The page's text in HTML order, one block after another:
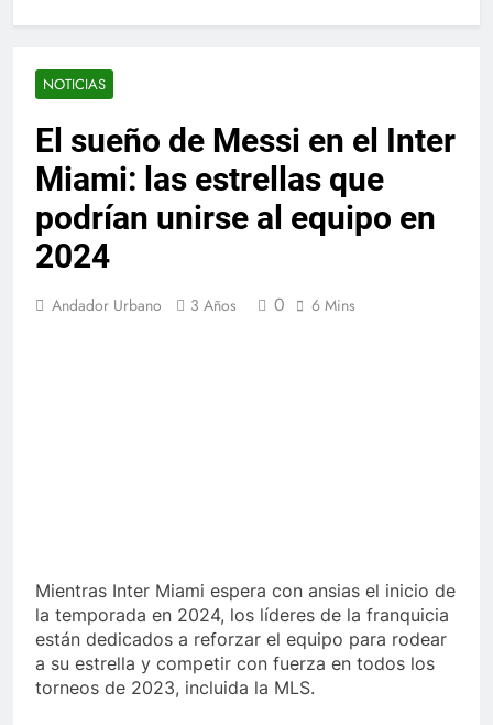
NOTICIAS
El sueño de Messi en el Inter
Miami: las estrellas que
podrían unirse al equipo en
2024
Andador Urbano 3 Años 0 6 Mins
Mientras Inter Miami espera con ansias el inicio de
la temporada en 2024, los líderes de la franquicia
están dedicados a reforzar el equipo para rodear
a su estrella y competir con fuerza en todos los
torneos de 2023, incluida la MLS.